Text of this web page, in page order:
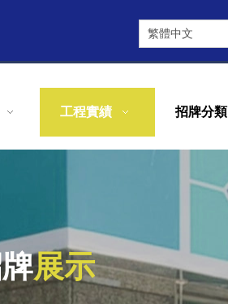
繁體中文
工程實績 招牌分類
展示